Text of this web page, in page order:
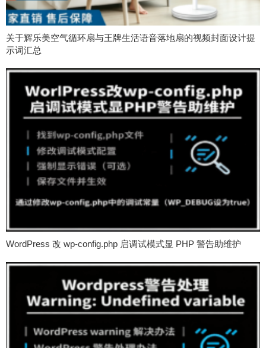
关于辉乐美空气循环扇与王牌生活语音落地扇的视频封面设计提
示词汇总
WordPress 改 wp-config.php 启调试模式显 PHP 警告助维护